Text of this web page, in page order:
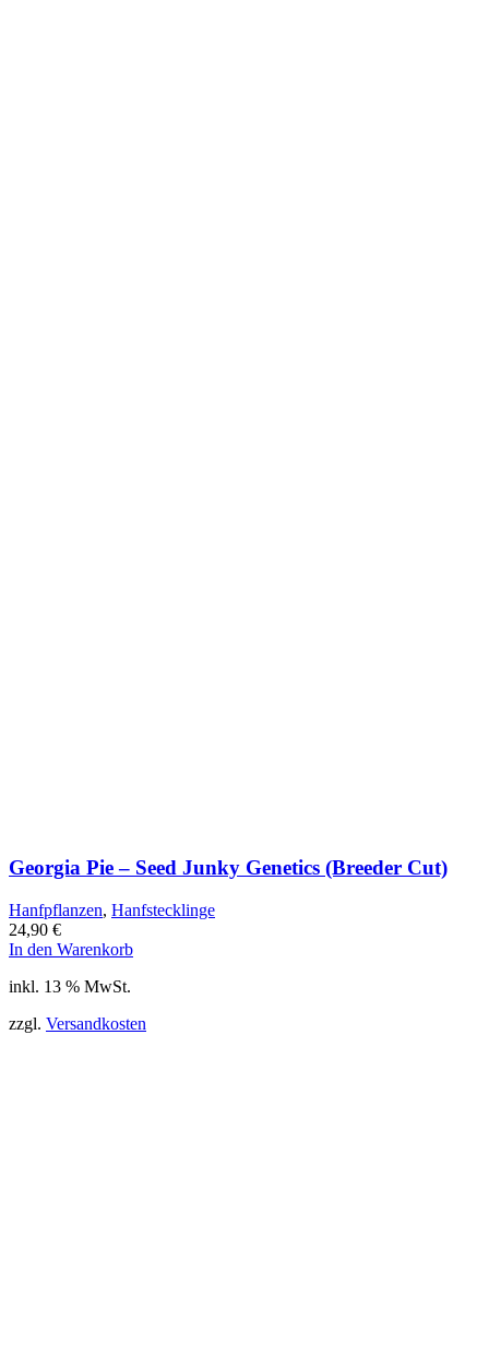
Georgia Pie – Seed Junky Genetics (Breeder Cut)
Hanfpflanzen, Hanfstecklinge
24,90 €
In den Warenkorb
inkl. 13 % MwSt.
zzgl. Versandkosten